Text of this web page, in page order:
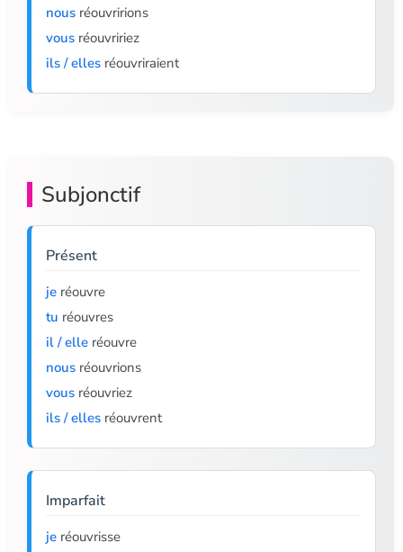
nous réouvririons
vous réouvririez
ils / elles réouvriraient
Subjonctif
Présent
je réouvre
tu réouvres
il / elle réouvre
nous réouvrions
vous réouvriez
ils / elles réouvrent
Imparfait
je réouvrisse